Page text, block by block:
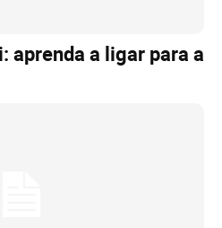
aprenda a ligar para a